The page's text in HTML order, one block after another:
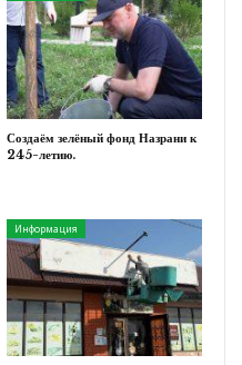
Создаём зелёный фонд Назрани к
245-летию.
Информация